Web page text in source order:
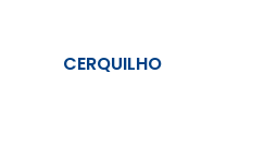
CERQUILHO